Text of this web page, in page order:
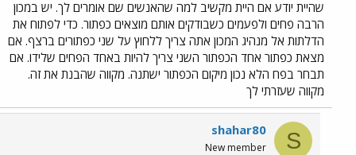
שהיית יודע אם היית מקשיב למה שהאנשים שם אומרים לך. יש במכון
הרבה פחים ולפעמים כשבודקים אותם מוצאים כפתור. כדי לפתוח את
הדלתות אל מנהיג המכון אתה צריך ללחוץ על שני כפתורים ברצף. אם
מצאת כפתור אחד הכפתור השני צריך להיות באחד הפחים שלידו. אם
תבחר בפח הלא נכון מיקום הכפתור ישתנה. מקווה שהבנת את זה.
מקווה שעזרתי לך
S
shahar80
New member